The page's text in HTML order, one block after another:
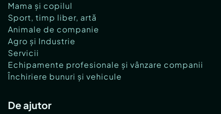
Mama și copilul
Sport, timp liber, artă
Animale de companie
Agro și Industrie
Servicii
Echipamente profesionale și vânzare companii
Închiriere bunuri și vehicule
De ajutor